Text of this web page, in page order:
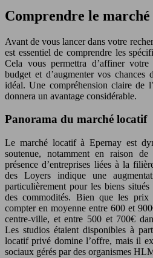
Comprendre le
Avant de vous lancer dans votre
est essentiel de comprendre les
Cela vous permettra d’affiner votre
budget et d’augmenter vos
idéal. Une compréhension claire de
donnera un avantage considérable.
Panorama du marché locatif
Le marché locatif à Epernay est
soutenue, notamment en raison
présence d’entreprises liées à la
des Loyers indique une
particulièrement pour les biens
des commodités. Bien que les
compter en moyenne entre 600 et
centre-ville, et entre 500 et 700€
Les studios étaient disponibles à
locatif privé domine l’offre, mais il
sociaux gérés par des organismes